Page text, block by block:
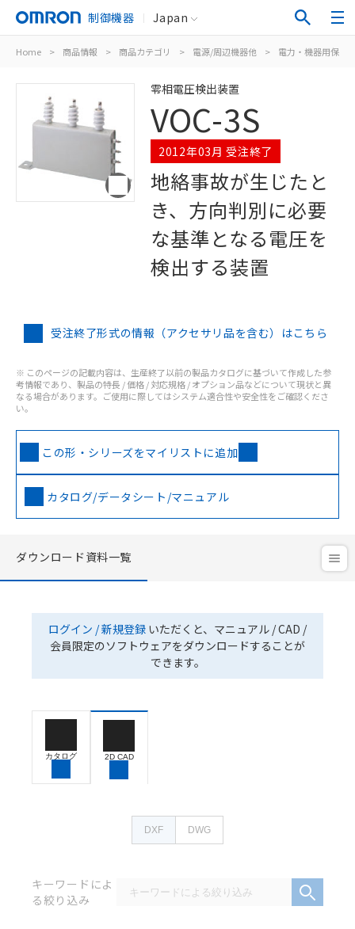
制御機器 Japan
Home > 商品情報 > 商品カテゴリ > 電源/周辺機器他 > 電力・機器用保護
零相電圧検出装置
VOC-3S
2012年03月 受注終了
地絡事故が生じたと
き、方向判別に必要
な基準となる電圧を
検出する装置
受注終了形式の情報（アクセサリ品を含む）はこちら
※ このページの記載内容は、生産終了以前の製品カタログに基づいて作成した参
考情報であり、製品の特長 / 価格 / 対応規格 / オプション品などについて現状と異
なる場合があります。ご使用に際してはシステム適合性や安全性をご確認くださ
い。
この形・シリーズをマイリストに追加
カタログ/データシート/マニュアル
ダウンロード資料一覧
ログイン / 新規登録 いただくと、マニュアル / CAD /
会員限定のソフトウェアをダウンロードすることが
できます。
カタログ 2D CAD
DXF DWG
キーワードによ
る絞り込み